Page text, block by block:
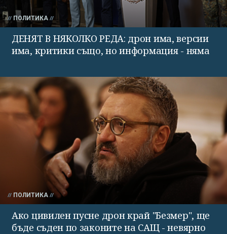
ПОЛИТИКА
ДЕНЯТ В НЯКОЛКО РЕДА: дрон има, версии
има, критики също, но информация - няма
ПОЛИТИКА
Ако цивилен пусне дрон край "Безмер", ще
бъде съден по законите на САЩ - невярно